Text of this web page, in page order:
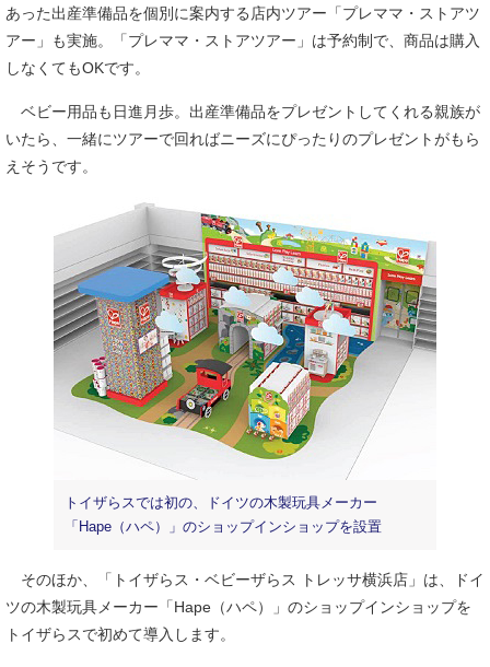
あった出産準備品を個別に案内する店内ツアー「プレママ・ストアツ
アー」も実施。「プレママ・ストアツアー」は予約制で、商品は購入
しなくてもOKです。
ベビー用品も日進月歩。出産準備品をプレゼントしてくれる親族が
いたら、一緒にツアーで回ればニーズにぴったりのプレゼントがもら
えそうです。
トイザらスでは初の、ドイツの木製玩具メーカー
「Hape（ハペ）」のショップインショップを設置
そのほか、「トイザらス・ベビーザらス トレッサ横浜店」は、ドイ
ツの木製玩具メーカー「Hape（ハペ）」のショップインショップを
トイザらスで初めて導入します。